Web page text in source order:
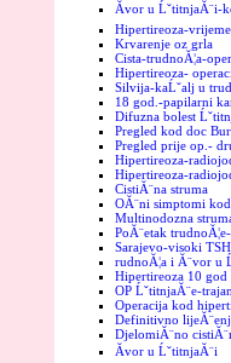
Ăvor u ĹˇtitnjaĂ¨i-
Hipertireoza-
Krvarenje oz grla
Cista-trudnoĂ¦a-
Hipertireoza-
Silvija-kaĹˇalj u
18 god.-papilarni
Difuzna bolest
Pregled kod doc
Pregled prije op.-
Hipertireoza-
Hipertireoza-
CistiĂ¨na struma
OĂ¨ni simptomi
Multinodozna
PoĂ¨etak
Sarajevo-visoki TSH
rudnoĂ¦a i Ă¨vor u
Hipertireoza 10 god
OP ĹˇtitnjaĂ¨e-
Operacija kod
Definitivno
DjelomiĂ¨no
Ăvor u ĹˇtitnjaĂ¨i